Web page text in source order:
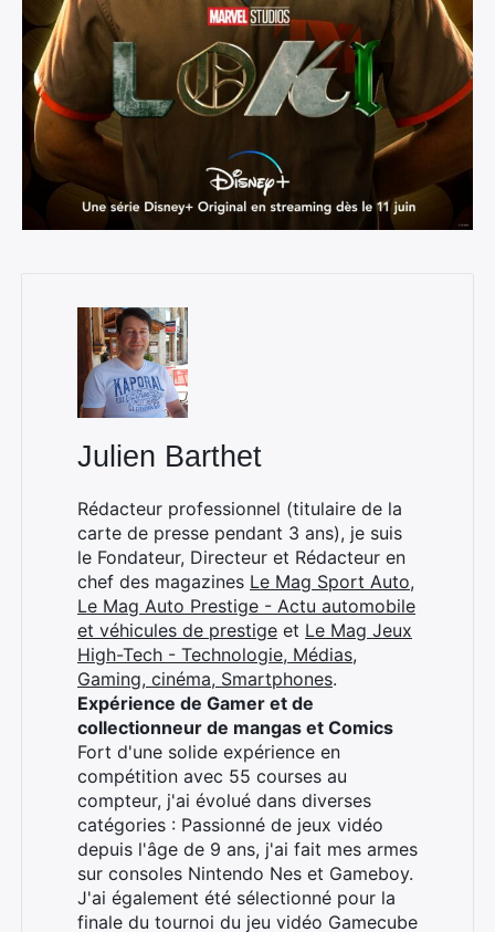
Julien Barthet
Rédacteur professionnel (titulaire de la
carte de presse pendant 3 ans), je suis
le Fondateur, Directeur et Rédacteur en
chef des magazines Le Mag Sport Auto,
Le Mag Auto Prestige - Actu automobile
et véhicules de prestige et Le Mag Jeux
High-Tech - Technologie, Médias,
Gaming, cinéma, Smartphones.
Expérience de Gamer et de
collectionneur de mangas et Comics
Fort d'une solide expérience en
compétition avec 55 courses au
compteur, j'ai évolué dans diverses
catégories : Passionné de jeux vidéo
depuis l'âge de 9 ans, j'ai fait mes armes
sur consoles Nintendo Nes et Gameboy.
J'ai également été sélectionné pour la
finale du tournoi du jeu vidéo Gamecube
×
Rechercher
: